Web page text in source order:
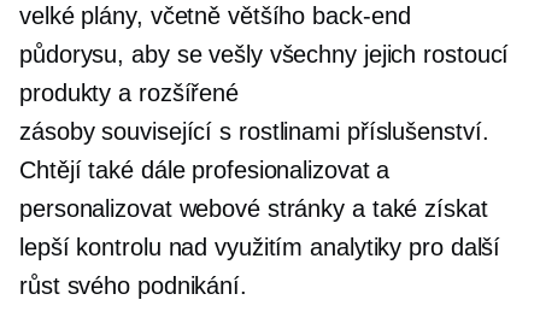
velké plány, včetně většího back-end
půdorysu, aby se vešly všechny jejich rostoucí
produkty a rozšířené
zásobysouvisející s rostlinamipříslušenství.
Chtějí také dále profesionalizovat a
personalizovat webové stránky a také získat
lepší kontrolu nad využitím analytiky pro další
růst svého podnikání.